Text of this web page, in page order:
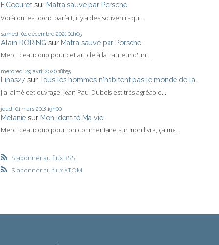
F.Coeuret sur Matra sauvé par Porsche
Voilà qui est donc parfait, il y a des souvenirs qui...
samedi 04 décembre 2021 01h05
Alain DORING sur Matra sauvé par Porsche
Merci beaucoup pour cet article à la hauteur d'un...
mercredi 29 avril 2020 18h55
Linas27 sur Tous les hommes n'habitent pas le monde de la...
J'ai aimé cet ouvrage. Jean Paul Dubois est très agréable...
jeudi 01 mars 2018 19h00
Mélanie sur Mon identité Ma vie
Merci beaucoup pour ton commentaire sur mon livre, ça me...
S'abonner au flux RSS
S'abonner au flux ATOM